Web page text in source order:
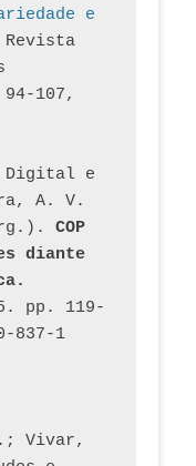
e
Revista
107,
Digital e
A. V.
COP
diante
pp. 119-
837-1
Vivar,